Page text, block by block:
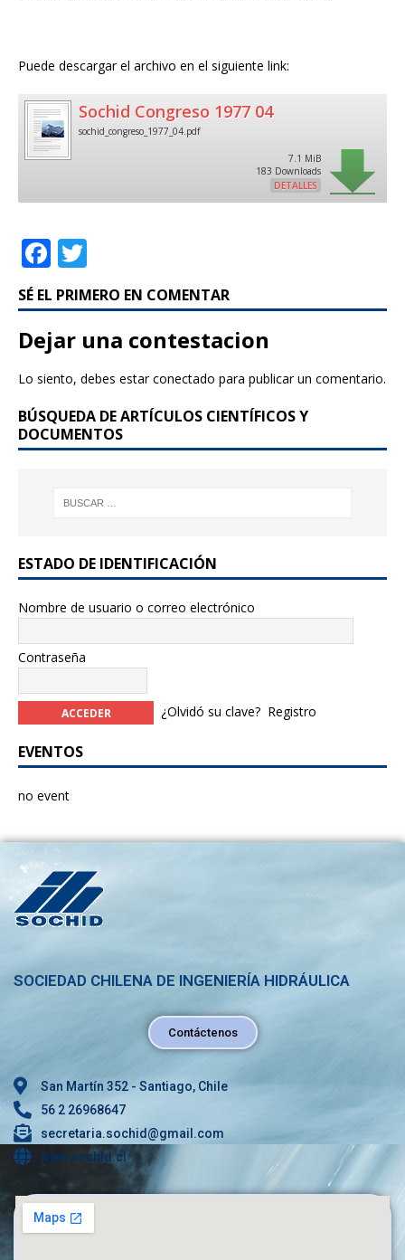
Puede descargar el archivo en el siguiente link:
Sochid Congreso 1977 04
sochid_congreso_1977_04.pdf
7.1 MiB
183 Downloads
DETALLES
F
a
c
e
b
o
k
w
it
te
r
SÉ EL PRIMERO EN COMENTAR
Dejar una contestacion
Lo siento, debes estarconectado para publicar un comentario.
BÚSQUEDA DE ARTÍCULOS CIENTÍFICOS Y
DOCUMENTOS
ESTADO DE IDENTIFICACIÓN
Nombre de usuario o correo electrónico
Contraseña
¿Olvidó su clave? Registro
EVENTOS
no event
SOCIEDAD CHILENA DE INGENIERÍA HIDRÁULICA
Contáctenos
San Martín 352 - Santiago, Chile
56 2 26968647
secretaria.sochid@gmail.com
www.sochid.cl